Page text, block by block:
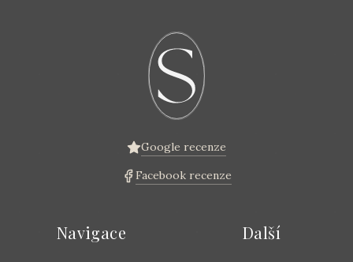
Google recenze
Facebook recenze
Navigace Další